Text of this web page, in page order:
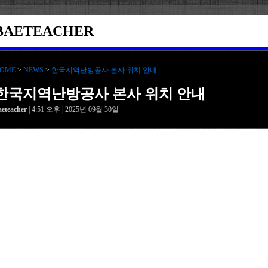
> NEWS > 한국지역난방공사 본사 위치 안내
국지역난방공사 본사 위치 안내
| 4:51 오후 | 2025년 09월 30일